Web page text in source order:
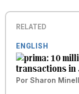
RELATED
ENGLISH
10
transactions in
Por Sharon